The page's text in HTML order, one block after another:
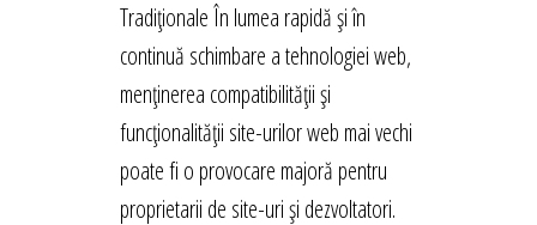
Tradiționale În lumea rapidă și în
continuă schimbare a tehnologiei web,
menținerea compatibilității și
funcționalității site-urilor web mai vechi
poate fi o provocare majoră pentru
proprietarii de site-uri și dezvoltatori.